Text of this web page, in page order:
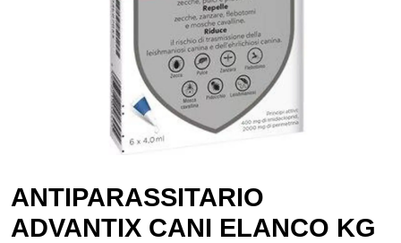
ANTIPARASSITARIO
ADVANTIX CANI ELANCO KG